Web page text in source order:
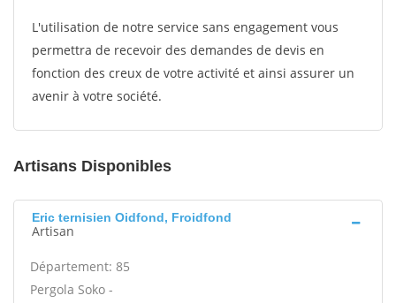
L'utilisation de notre service sans engagement vous
permettra de recevoir des demandes de devis en
fonction des creux de votre activité et ainsi assurer un
avenir à votre société.
Artisans Disponibles
Eric ternisien Oidfond, Froidfond
Artisan
Département: 85
Pergola Soko -